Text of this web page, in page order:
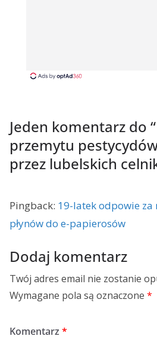
Jeden komentarz do “
przemytu
przez lubelskich
Pingback: 19-latek odpowie
płynów do e-papierosów
Dodaj komentarz
Twój adres email nie zostanie
Wymagane pola są oznaczone *
Komentarz *